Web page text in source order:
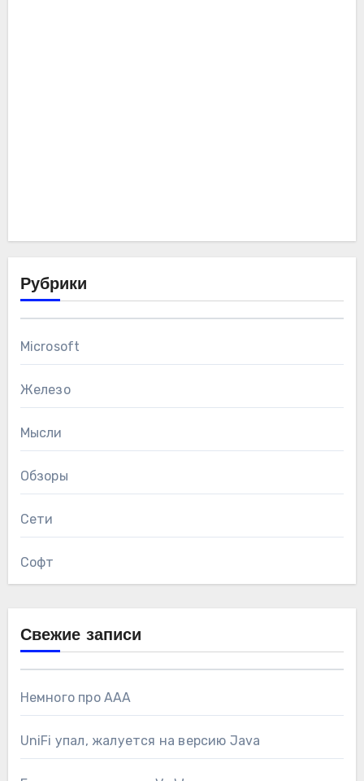
Рубрики
Microsoft
Железо
Мысли
Обзоры
Сети
Софт
Свежие записи
Немного про AAA
UniFi упал, жалуется на версию Java